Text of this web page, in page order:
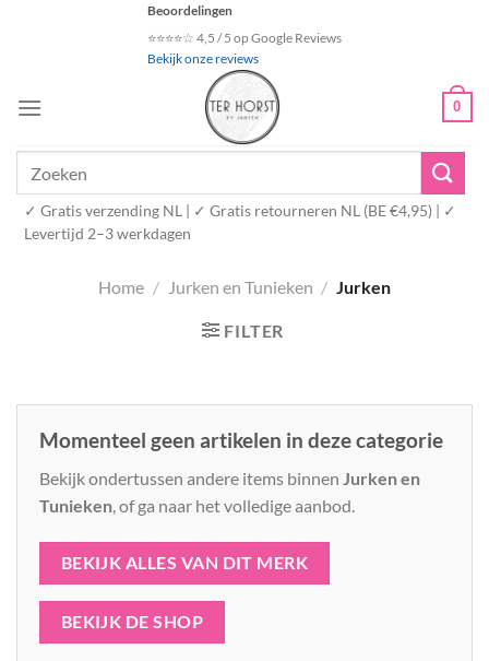
Beoordelingen
⭐⭐⭐⭐☆ 4,5 / 5 op Google Reviews
Bekijk onze reviews
0
✓ Gratis verzending NL | ✓ Gratis retourneren NL (BE €4,95) | ✓
Levertijd 2–3 werkdagen
Home / Jurken en Tunieken / Jurken
FILTER
Momenteel geen artikelen in deze categorie
Bekijk ondertussen andere items binnen Jurken en
Tunieken , of ga naar het volledige aanbod.
BEKIJK ALLES VAN DIT MERK
BEKIJK DE SHOP